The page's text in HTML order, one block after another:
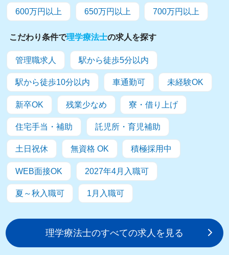
600万円以上 650万円以上 700万円以上
こだわり条件で理学療法士の求人を探す
管理職求人 駅から徒歩5分以内
駅から徒歩10分以内 車通勤可 未経験OK
新卒OK 残業少なめ 寮・借り上げ
住宅手当・補助 託児所・育児補助
土日祝休 無資格 OK 積極採用中
WEB面接OK 2027年4月入職可
夏～秋入職可 1月入職可
理学療法士のすべての求人を見る